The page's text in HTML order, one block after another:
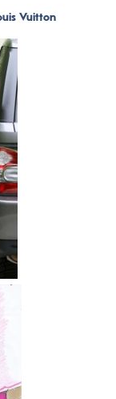
Vuitton